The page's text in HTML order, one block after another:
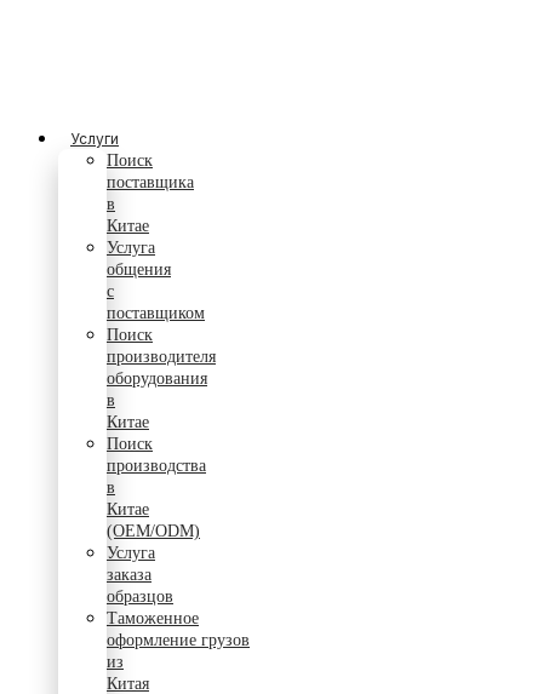
Услуги
Поиск
поставщика
в
Китае
Услуга
общения
с
поставщиком
Поиск
производителя
оборудования
в
Китае
Поиск
производства
в
Китае
(OEM/ODM)
Услуга
заказа
образцов
Таможенное
оформление грузов
из
Китая